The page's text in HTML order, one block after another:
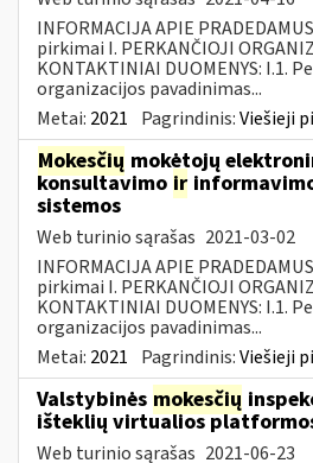
INFORMACIJA APIE
pirkimai I. PERKANČIOJI
KONTAKTINIAI DUOMENYS: I.1.
organizacijos pavadinimas...
Metai: 2021 Pagrindinis:Viešieji
Mokesčių mokėtojų
konsultavimo ir
sistemos
Web turinio sąrašas 2021-03-02
INFORMACIJA APIE
pirkimai I. PERKANČIOJI
KONTAKTINIAI DUOMENYS: I.1.
organizacijos pavadinimas...
Metai: 2021 Pagrindinis:Viešieji
Valstybinės mokesčių
išteklių virtualios
Web turinio sąrašas 2021-06-23